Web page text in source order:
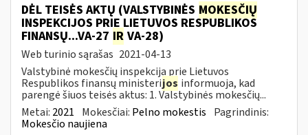
DĖL TEISĖS AKTŲ (VALSTYBINĖS MOKESČIŲ
INSPEKCIJOS PRIE LIETUVOS RESPUBLIKOS
FINANSŲ...VA-27 IR VA-28)
Web turinio sąrašas 2021-04-13
Valstybinė mokesčių inspekcija prie Lietuvos
Respublikos finansų ministerijos informuoja, kad
parengė šiuos teisės aktus: 1. Valstybinės mokesčių...
Metai: 2021 Mokesčiai: Pelno mokestis Pagrindinis:
Mokesčio naujiena